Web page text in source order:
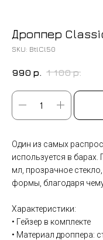
Дроппер
SKU: BtlCl50
990 р. 1 100 р.
Один из самых
используется в
мл, прозрачное
формы, благодаря
Характеристики:
• Гейзер в комплекте
• Материал дроппера: